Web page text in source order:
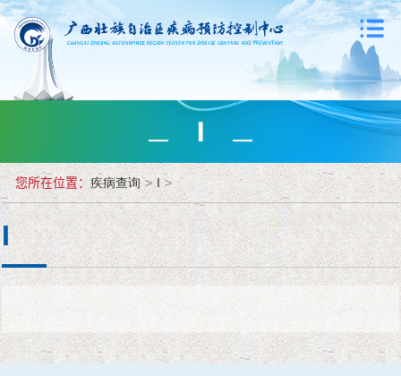
I
您所在位置：疾病查询 > I >
I